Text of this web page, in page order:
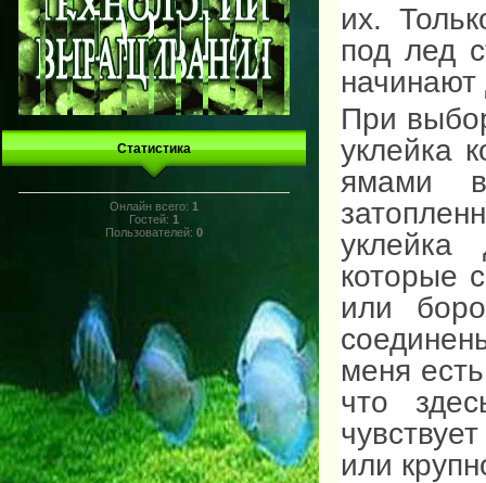
Статистика
Онлайн всего: 1
Гостей: 1
Пользователей: 0
их.
под лед
начинают
При
уклейка
ямами
которые
или
меня
что
или